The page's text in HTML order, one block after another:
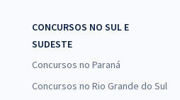
CONCURSOS NO SUL E
SUDESTE
Concursos no Paraná
Concursos no Rio Grande do Sul